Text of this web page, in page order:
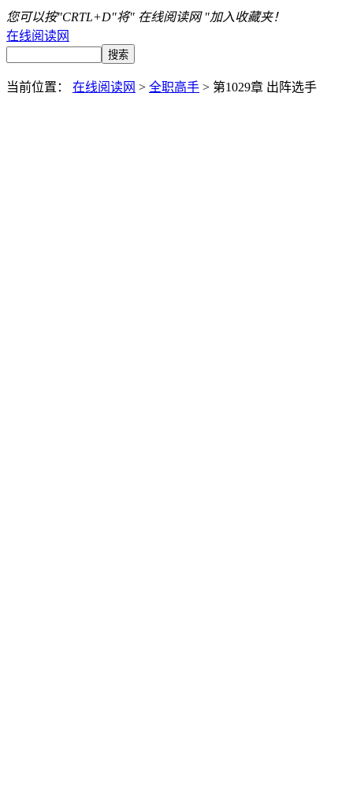
您可以按"CRTL+D"将" 在线阅读网 "加入收藏夹！
在线阅读网
当前位置： 在线阅读网 > 全职高手 > 第1029章 出阵选手